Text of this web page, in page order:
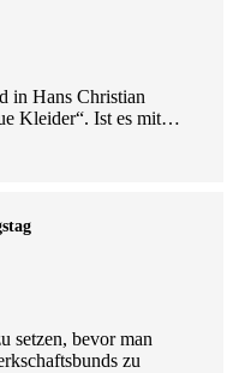
in Hans Christian
Kleider“. Ist es mit…
setzen, bevor man
zu